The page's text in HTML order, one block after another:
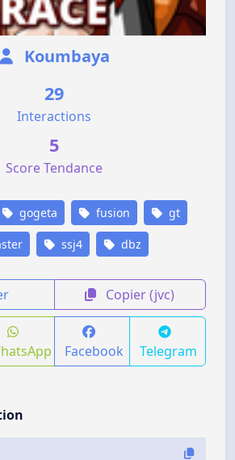
Koumbaya
29
Interactions
5
Score Tendance
gogeta fusion gt
ssj4 dbz
Copier (jvc)
Facebook Telegram